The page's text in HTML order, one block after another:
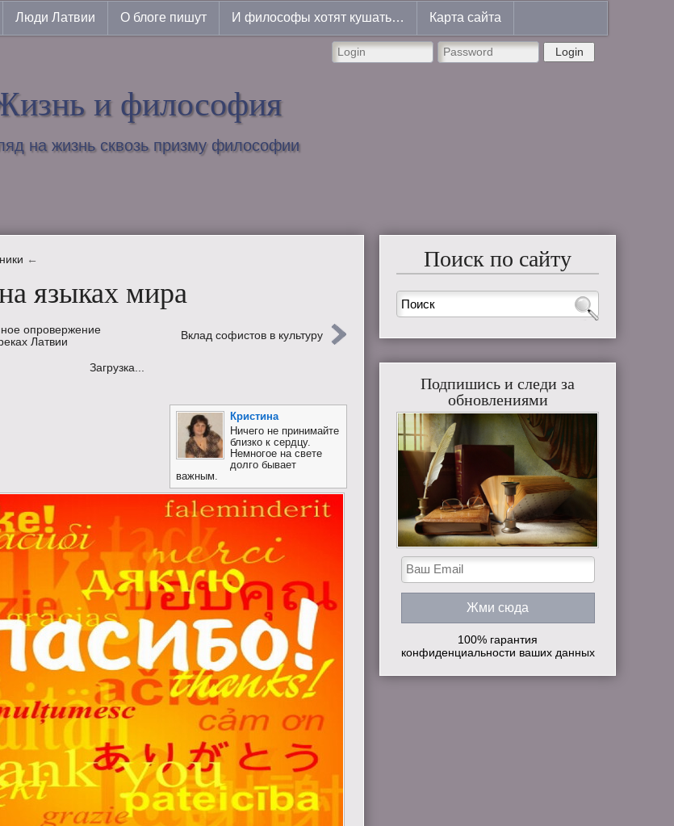
Люди Латвии О блоге пишут И философы хотят кушать… Карта сайта
Login
и философия
на жизнь сквозь призму философии
←
языках мира
опровержение
Латвии
Вклад софистов в культуру
Загрузка...
Кристина
Ничего не принимайте
близко к сердцу.
Немногое на свете
долго бывает
важным.
Поиск по сайту
Подпишись и следи за
обновлениями
100% гарантия
конфиденциальности ваших данных